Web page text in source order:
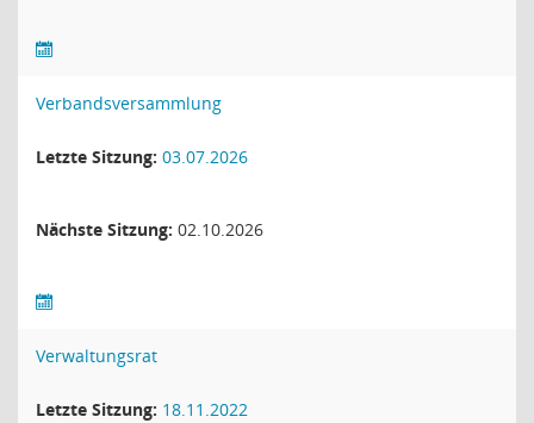
Verbandsversammlung
Letzte Sitzung: 03.07.2026
Nächste Sitzung: 02.10.2026
Verwaltungsrat
Letzte Sitzung: 18.11.2022